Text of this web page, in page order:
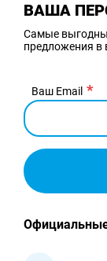
ВАША
Самые
предложения в
Ваш Email